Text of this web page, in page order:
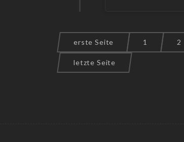
erste Seite 1 2
letzte Seite